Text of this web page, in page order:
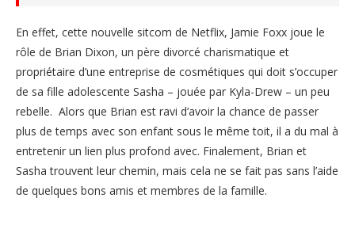
En effet, cette nouvelle sitcom de Netflix, Jamie Foxx joue le
rôle de Brian Dixon, un père divorcé charismatique et
propriétaire d’une entreprise de cosmétiques qui doit s’occuper
de sa fille adolescente Sasha – jouée par Kyla-Drew – un peu
rebelle. Alors que Brian est ravi d’avoir la chance de passer
plus de temps avec son enfant sous le même toit, il a du mal à
entretenir un lien plus profond avec. Finalement, Brian et
Sasha trouvent leur chemin, mais cela ne se fait pas sans l’aide
de quelques bons amis et membres de la famille.